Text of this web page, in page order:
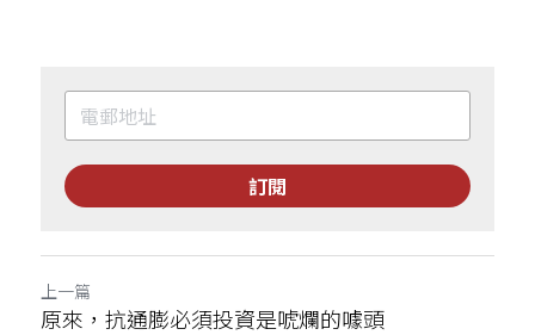
訂閱
上一篇
原來，抗通膨必須投資是唬爛的噱頭